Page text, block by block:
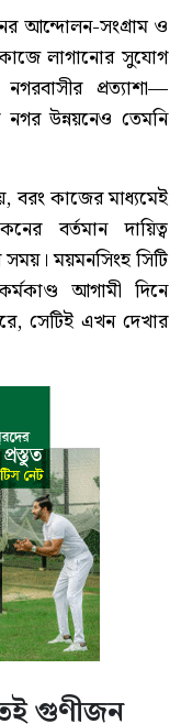
আন্দোলন-সংগ্রাম ও
লাগানোর সুযোগ
প্রত্যাশা—
নগর উন্নয়নেও তেমনি
বরং কাজের মাধ্যমেই
বর্তমান দায়িত্ব
ময়মনসিংহ সিটি
আগামী দিনে
সেটিই এখন দেখার
গুণীজন